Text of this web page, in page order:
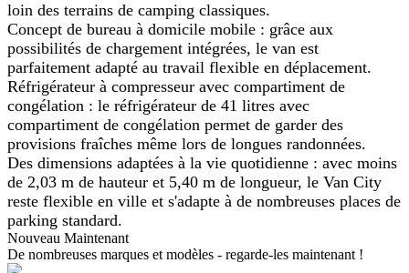
loin des terrains de camping classiques.
Concept de bureau à domicile mobile : grâce aux
possibilités de chargement intégrées, le van est
parfaitement adapté au travail flexible en déplacement.
Réfrigérateur à compresseur avec compartiment de
congélation : le réfrigérateur de 41 litres avec
compartiment de congélation permet de garder des
provisions fraîches même lors de longues randonnées.
Des dimensions adaptées à la vie quotidienne : avec moins
de 2,03 m de hauteur et 5,40 m de longueur, le Van City
reste flexible en ville et s'adapte à de nombreuses places de
parking standard.
Nouveau Maintenant
De nombreuses marques et modèles - regarde-les maintenant !